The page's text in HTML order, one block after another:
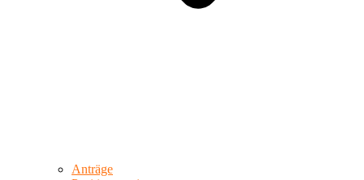
Anträge